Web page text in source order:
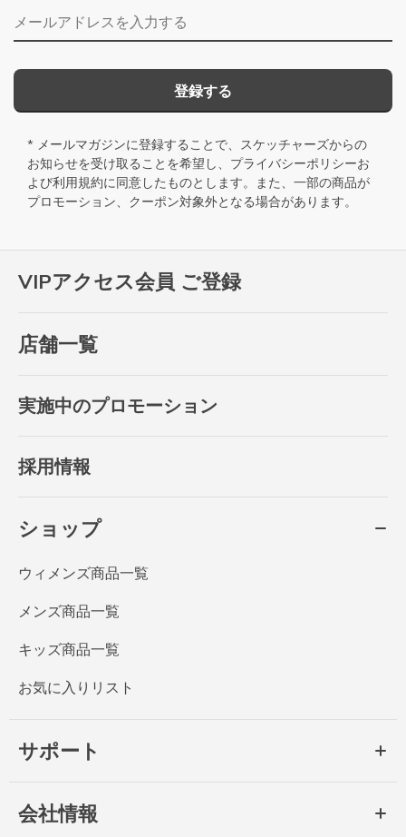
VIPアクセス会員 ご登録
店舗一覧
実施中のプロモーション
採用情報
ショップ
ウィメンズ商品一覧
メンズ商品一覧
キッズ商品一覧
お気に入りリスト
サポート
会社情報
メールアドレス
登録する
* メールマガジンに登録することで、スケッチャーズからの
お知らせを受け取ることを希望し、 プライバシーポリシーお
よび利用規約に同意したものとします。また、一部の商品が
プロモーション、クーポン対象外となる場合があります。